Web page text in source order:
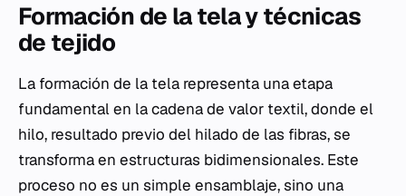
Formación de la tela y técnicas
de tejido
La formación de la tela representa una etapa
fundamental en la cadena de valor textil, donde el
hilo, resultado previo del hilado de las fibras, se
transforma en estructuras bidimensionales. Este
proceso no es un simple ensamblaje, sino una